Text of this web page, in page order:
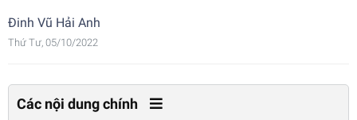
Đinh Vũ Hải Anh
Thứ Tư, 05/10/2022
Các nội dung chính